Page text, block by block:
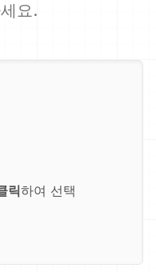
요.
릭하여 선택